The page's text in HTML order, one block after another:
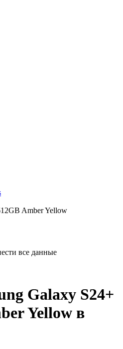
Amber Yellow
все данные
Galaxy S24+
Yellow в